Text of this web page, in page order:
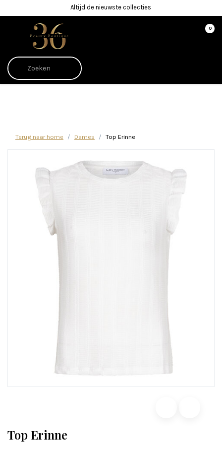
Altijd de nieuwste collecties
0
Terug naar home Dames Top Erinne
Top Erinne